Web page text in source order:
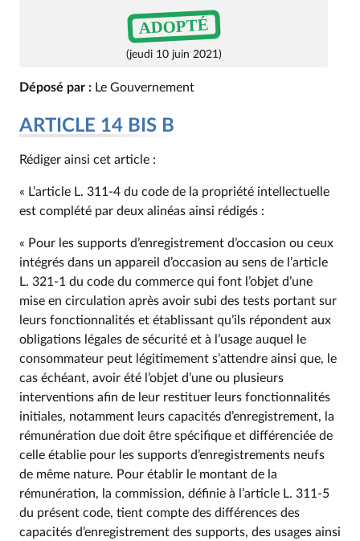
ADOPTÉ
(jeudi 10 juin 2021)
Déposé par : Le Gouvernement
ARTICLE 14 BIS B
Rédiger ainsi cet article :
« L’article L. 311‑4 du code de la propriété intellectuelle
est complété par deux alinéas ainsi rédigés :
« Pour les supports d’enregistrement d’occasion ou ceux
intégrés dans un appareil d’occasion au sens de l’article
L. 321‑1 du code du commerce qui font l’objet d’une
mise en circulation après avoir subi des tests portant sur
leurs fonctionnalités et établissant qu’ils répondent aux
obligations légales de sécurité et à l’usage auquel le
consommateur peut légitimement s’attendre ainsi que, le
cas échéant, avoir été l’objet d’une ou plusieurs
interventions afin de leur restituer leurs fonctionnalités
initiales, notamment leurs capacités d’enregistrement, la
rémunération due doit être spécifique et différenciée de
celle établie pour les supports d’enregistrements neufs
de même nature. Pour établir le montant de la
rémunération, la commission, définie à l’article L. 311‑5
du présent code, tient compte des différences des
capacités d’enregistrement des supports, des usages ainsi